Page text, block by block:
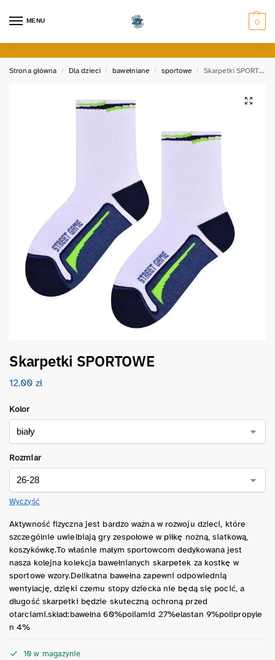
MENU 0
Strona główna / Dla dzieci / bawełniane / sportowe / Skarpetki SPORTOWE
Skarpetki SPORTOWE
12.00 zł
Kolor
Rozmiar
Wyczyść
Aktywność fizyczna jest bardzo ważna w rozwoju dzieci, które
szczególnie uwielbiają gry zespołowe w piłkę nożną, siatkową,
koszykówkę.To właśnie małym sportowcom dedykowana jest
nasza kolejna kolekcja bawełnianych skarpetek za kostkę w
sportowe wzory.Delikatna bawełna zapewni odpowiednią
wentylację, dzięki czemu stopy dziecka nie będą się pocić, a
długość skarpetki będzie skuteczną ochroną przed
otarciami.skład:bawełna 60%poliamid 27%elastan 9%polipropyle
n 4%
10 w magazynie